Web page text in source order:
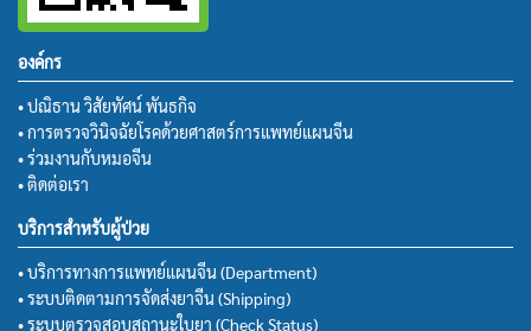
องค์กร
• ปณิธาน วิสัยทัศน์ พันธกิจ
• การตรวจวินิจฉัยโรคด้วยศาสตร์การแพทย์แผนจีน
• ร่วมงานกับหมอจีน
• ติดต่อเรา
บริการสำหรับผู้ป่วย
• บริการทางการแพทย์แผนจีน (Department)
• ระบบติดตามการจัดส่งยาจีน (Shipping)
• ระบบตรวจสอบสถานะใบยา (Check Status)